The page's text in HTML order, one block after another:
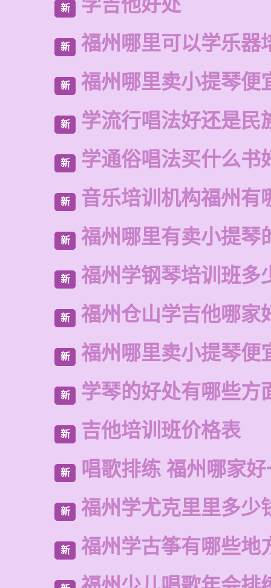
新 学吉他好处
新 福州哪里可以学乐器
新 福州哪里卖小提琴便
新 学流行唱法好还是民
新 学通俗唱法买什么书
新 音乐培训机构福州有
新 福州哪里有卖小提琴
新 福州学钢琴培训班多
新 福州仓山学吉他哪家
新 福州哪里卖小提琴便
新 学琴的好处有哪些方
新 吉他培训班价格表
新 唱歌排练 福州哪家
新 福州学尤克里里多少
新 福州学古筝有哪些地